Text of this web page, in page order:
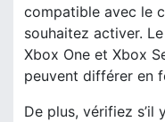
compatible avec le
souhaitez activer.
Xbox One et Xbox
peuvent différer en
De plus, vérifiez s’il